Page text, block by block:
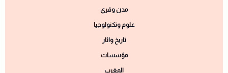
مدن وقري
علوم وتكنولوجيا
تاريخ واثار
مؤسسات
المغرب